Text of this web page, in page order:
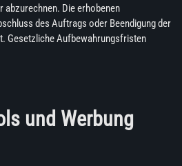
abzurechnen. Die erhobenen
des Auftrags oder Beendigung der
Gesetzliche Aufbewahrungsfristen
und Werbung